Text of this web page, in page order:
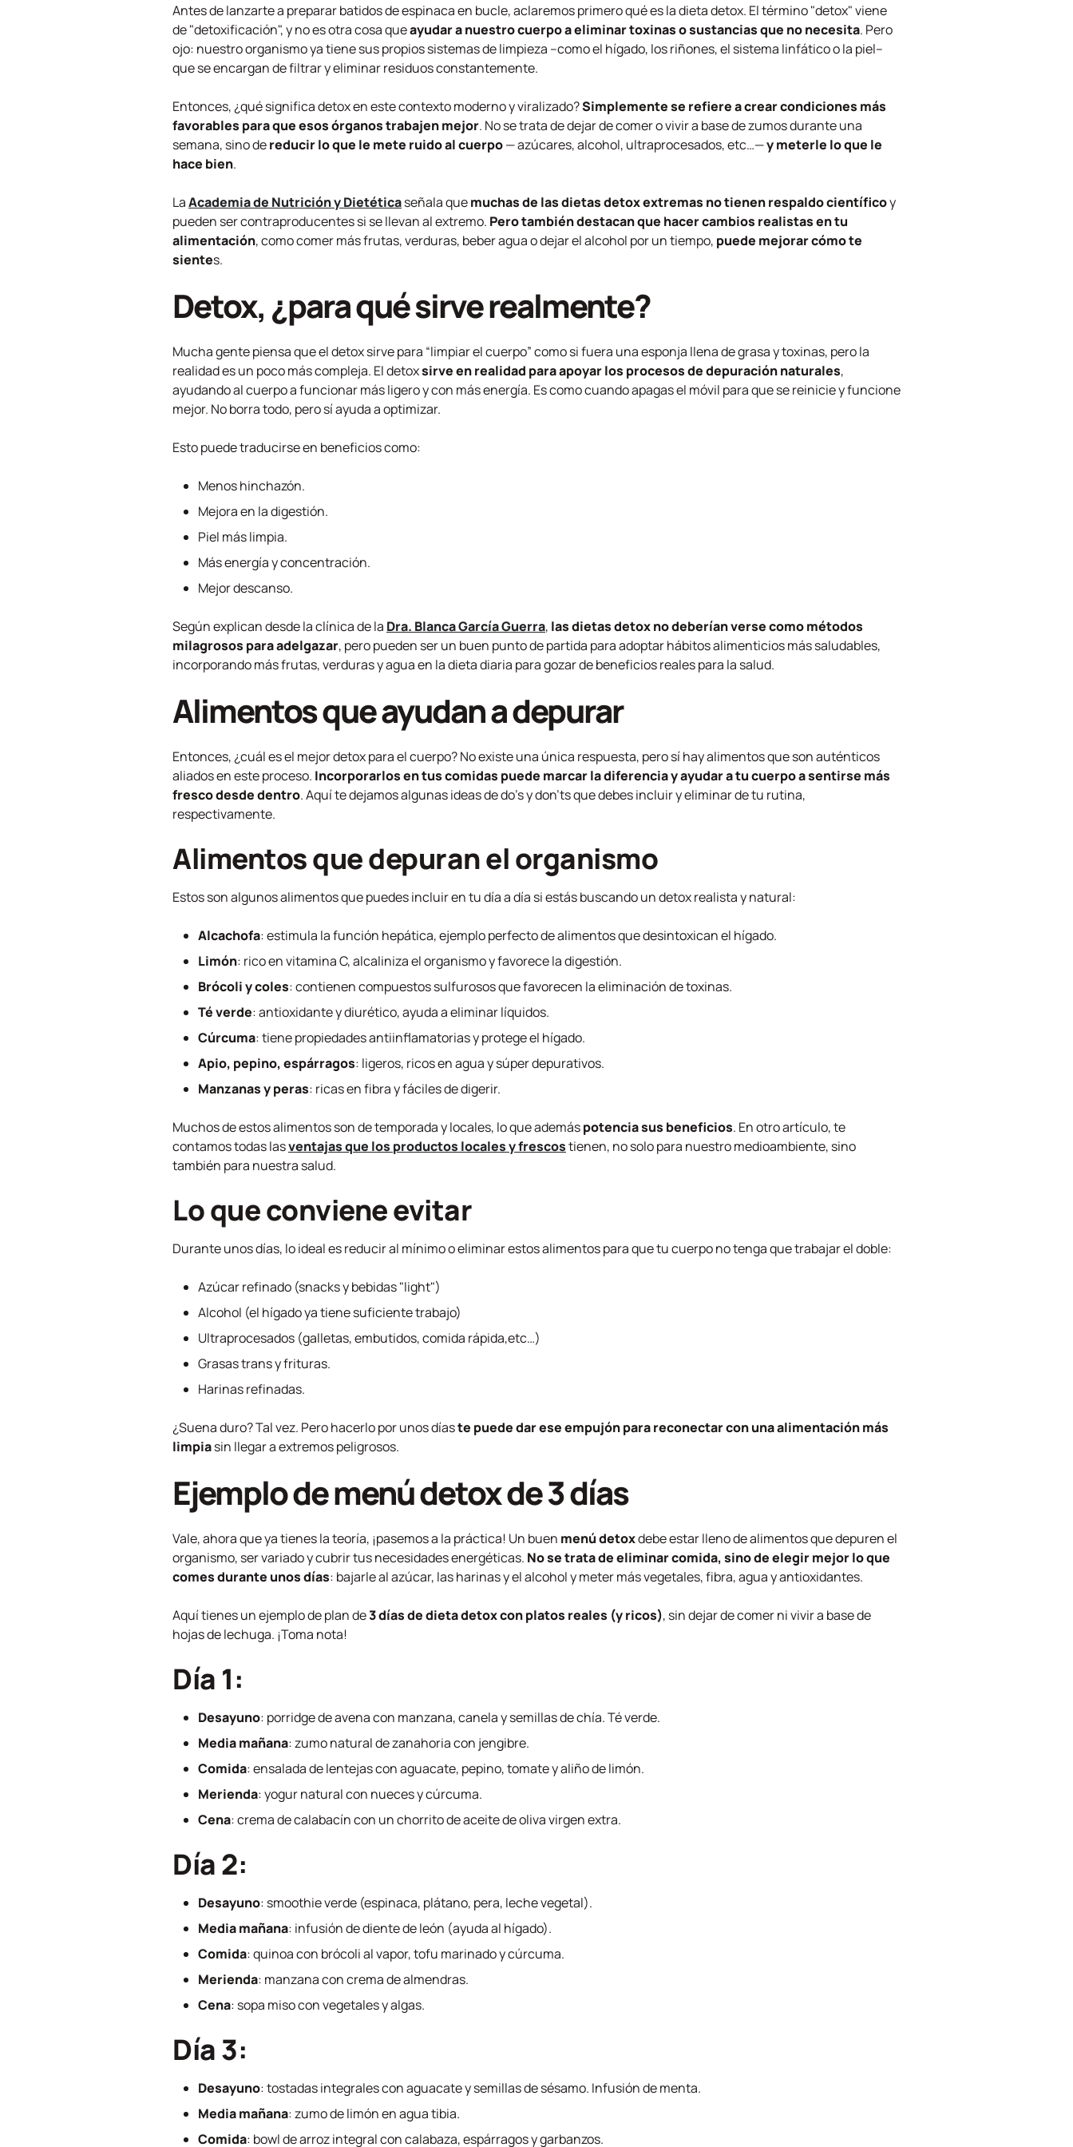
Antes de lanzarte a preparar batidos de espinaca en bucle, aclaremos primero qué es la dieta detox. El término "detox" viene
de "detoxificación", y no es otra cosa queayudar a nuestro cuerpo a eliminar toxinas o sustancias que no necesita. Pero
ojo: nuestro organismo ya tiene sus propios sistemas de limpieza –como el hígado, los riñones, el sistema linfático o la piel–
que se encargan de filtrar y eliminar residuos constantemente.
Entonces, ¿qué significa detox en este contexto moderno y viralizado?Simplemente se refiere a crear condiciones más
favorables para que esos órganos trabajen mejor. No se trata de dejar de comer o vivir a base de zumos durante una
semana, sino dereducir lo que le mete ruido al cuerpo— azúcares, alcohol, ultraprocesados, etc…—y meterle lo que le
hace bien.
LaAcademia de Nutrición y Dietéticaseñala quemuchas de las dietas detox extremas no tienen respaldo científicoy
pueden ser contraproducentes si se llevan al extremo. Pero también destacan que hacer cambios realistas en tu
alimentación, como comer más frutas, verduras, beber agua o dejar el alcohol por un tiempo, puede mejorar cómo te
sientes.
Detox, ¿para qué sirve realmente?
Mucha gente piensa que el detox sirve para “limpiar el cuerpo” como si fuera una esponja llena de grasa y toxinas, pero la
realidad es un poco más compleja. El detoxsirve en realidad para apoyar los procesos de depuración naturales,
ayudando al cuerpo a funcionar más ligero y con más energía. Es como cuando apagas el móvil para que se reinicie y funcione
mejor. No borra todo, pero sí ayuda a optimizar.
Esto puede traducirse en beneficios como:
Menos hinchazón.
Mejora en la digestión.
Piel más limpia.
Más energía y concentración.
Mejor descanso.
Según explican desde la clínica de la Dra. Blanca García Guerra, las dietas detox no deberían verse como métodos
milagrosos para adelgazar, pero pueden ser un buen punto de partida para adoptar hábitos alimenticios más saludables,
incorporando más frutas, verduras y agua en la dieta diaria para gozar de beneficios reales para la salud.
Alimentos que ayudan a depurar
Entonces, ¿cuál es el mejor detox para el cuerpo? No existe una única respuesta, pero sí hay alimentos que son auténticos
aliados en este proceso. Incorporarlos en tus comidas puede marcar la diferencia y ayudar a tu cuerpo a sentirse más
fresco desde dentro. Aquí te dejamos algunas ideas dedo’sydon’tsque debes incluir y eliminar de tu rutina,
respectivamente.
Alimentos que depuran el organismo
Estos son algunos alimentos que puedes incluir en tu día a día si estás buscando un detox realista y natural:
Alcachofa: estimula la función hepática, ejemplo perfecto de alimentos que desintoxican el hígado.
Limón: rico en vitamina C, alcaliniza el organismo y favorece la digestión.
Brócoli y coles: contienen compuestos sulfurosos que favorecen la eliminación de toxinas.
Té verde: antioxidante y diurético, ayuda a eliminar líquidos.
Cúrcuma: tiene propiedades antiinflamatorias y protege el hígado.
Apio, pepino, espárragos: ligeros, ricos en agua y súper depurativos.
Manzanas y peras: ricas en fibra y fáciles de digerir.
Muchos de estos alimentos son de temporada y locales, lo que ademáspotencia sus beneficios. En otro artículo, te
contamos todas lasventajas que los productos locales y frescostienen, no solo para nuestro medioambiente, sino
también para nuestra salud.
Lo que conviene evitar
Durante unos días, lo ideal es reducir al mínimo o eliminar estos alimentos para que tu cuerpo no tenga que trabajar el doble:
Azúcar refinado (snacks y bebidas "light")
Alcohol (el hígado ya tiene suficiente trabajo)
Ultraprocesados (galletas, embutidos, comida rápida,etc…)
Grasas trans y frituras.
Harinas refinadas.
¿Suena duro? Tal vez. Pero hacerlo por unos díaste puede dar ese empujón para reconectar con una alimentación más
limpiasin llegar a extremos peligrosos.
Ejemplo de menú detox de 3 días
Vale, ahora que ya tienes la teoría, ¡pasemos a la práctica! Un buen menú detoxdebe estar lleno de alimentos que depuren el
organismo, ser variado y cubrir tus necesidades energéticas. No se trata de eliminar comida, sino de elegir mejor lo que
comes durante unos días: bajarle al azúcar, las harinas y el alcohol y meter más vegetales, fibra, agua y antioxidantes.
Aquí tienes un ejemplo de plan de3 días de dieta detoxcon platos reales (y ricos), sin dejar de comer ni vivir a base de
hojas de lechuga. ¡Toma nota!
Día 1:
Desayuno: porridge de avena con manzana, canela y semillas de chía. Té verde.
Media mañana: zumo natural de zanahoria con jengibre.
Comida: ensalada de lentejas con aguacate, pepino, tomate y aliño de limón.
Merienda: yogur natural con nueces y cúrcuma.
Cena: crema de calabacín con un chorrito de aceite de oliva virgen extra.
Día 2:
Desayuno: smoothie verde (espinaca, plátano, pera, leche vegetal).
Media mañana: infusión de diente de león (ayuda al hígado).
Comida: quinoa con brócoli al vapor, tofu marinado y cúrcuma.
Merienda: manzana con crema de almendras.
Cena: sopa miso con vegetales y algas.
Día 3:
Desayuno: tostadas integrales con aguacate y semillas de sésamo. Infusión de menta.
Media mañana: zumo de limón en agua tibia.
Comida: bowl de arroz integral con calabaza, espárragos y garbanzos.